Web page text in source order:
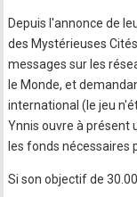
Depuis l'annonce de
des Mystérieuses
messages sur les
le Monde, et
international (le jeu
Ynnis ouvre à présent
les fonds nécessaires
Si son objectif de